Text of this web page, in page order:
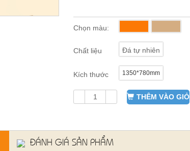
Chọn màu:
Chất liệu Đá tự nhiên
Kích thước 1350*780mm
THÊM VÀO GIỎ
ĐÁNH GIÁ SẢN PHẨM